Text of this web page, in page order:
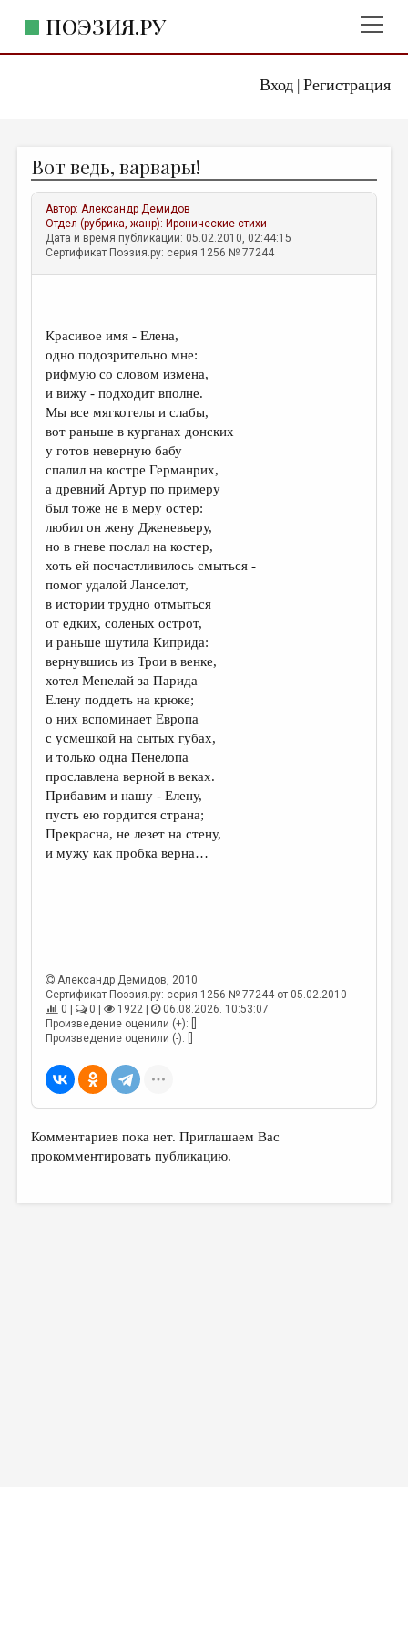
Вход| Регистрация
ПОЭЗИЯ.РУ
ЖАНРЫ
АВТОРЫ
КОММЕНТАРИИ
ЛИТСАЛОН
ПРАВИЛА САЙТА
ОТДЕЛЫ И РУБРИКИ
ИЗБРАННОЕ
ДАЙДЖЕСТ
ПРОИЗВЕДЕНИЯ
ПЕРЕВОДЫ
КОНКУРСЫ
ДЕТСКАЯ КОМНАТА
КНИЖНАЯ ПОЛКА
ОБЗОР ЛИТЕРАТУРЫ
СТРАНИЦЫ ПАМЯТИ
ОБЪЯВЛЕНИЯ
КОЛОНКА РЕДАКТОРА
РЕДКОЛЛЕГИЯ
ОТ РЕДАКЦИИ
МАЛАЯ ПРОЗА
ЭССЕИСТИКА
РЕЦЕНЗИРОВАНИЕ
ЦИКЛЫ ПУБЛИКАЦИЙ
ТРЕДИАКОВСКИЙ
МЕДИА
ВКОНТАКТЕ
Вот ведь, варвары!
Автор:Александр Демидов
Отдел (рубрика, жанр): Иронические стихи
Дата и время публикации: 05.02.2010, 02:44:15
Сертификат Поэзия.ру: серия 1256 № 77244
Красивое имя - Елена,
одно подозрительно мне:
рифмую со словом измена,
и вижу - подходит вполне.
Мы все мягкотелы и слабы,
вот раньше в курганах донских
у готов неверную бабу
спалил на костре Германрих,
а древний Артур по примеру
был тоже не в меру остер:
любил он жену Дженевьеру,
но в гневе послал на костер,
хоть ей посчастливилось смыться -
помог удалой Ланселот,
в истории трудно отмыться
от едких, соленых острот,
и раньше шутила Киприда:
вернувшись из Трои в венке,
хотел Менелай за Парида
Елену поддеть на крюке;
о них вспоминает Европа
с усмешкой на сытых губах,
и только одна Пенелопа
прославлена верной в веках.
Прибавим и нашу - Елену,
пусть ею гордится страна;
Прекрасна, не лезет на стену,
и мужу как пробка верна…
Александр Демидов, 2010
Сертификат Поэзия.ру: серия 1256 № 77244 от 05.02.2010
0 |
0 | 1922 |
06.08.2026. 10:53:07
Произведение оценили (+): []
Произведение оценили (-): []
Комментариев пока нет. Приглашаем Вас
прокомментировать публикацию.